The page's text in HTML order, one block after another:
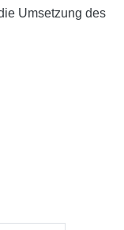
Umsetzung des